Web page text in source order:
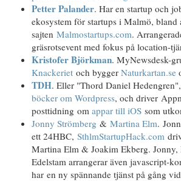
Petter Palander. Har en startup och
ekosystem för startups i Malmö, bland
sajten Malmostartups.com.
gräsrotsevent med fokus på location-
Kristofer Björkman. MyNewsdesk-
Knackeriet och bygger Naturkartan.se
TDH. Eller "Thord Daniel
böcker om Wordpress, och driver
posttidning om appar till iOS som
Jonny Strömberg & Martina Elm.
ett 24HBC, SthlmStartupHack.com
Martina Elm & Joakim Ekberg.
Edelstam arrangerar även javascript-
har en ny spännande tjänst på gång